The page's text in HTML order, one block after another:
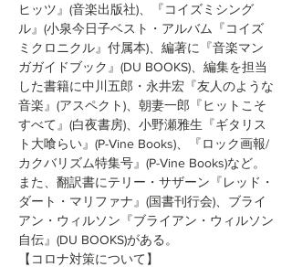
ヒッツ』(音楽出版社)、『コイズミシング
ル』(小泉今日子ベスト・アルバム『コイズ
ミクロニクル』付属本)、編著に『音楽マン
ガガイドブック』(DU BOOKS)、編集を担当
した書籍に中川五郎・永井宏『友人のような
音楽』(アスペクト)、朝妻一郎『ヒットこそ
すべて』(白夜書房)、小野瀬雅生『ギタリス
ト大喰らい』(P-Vine Books)、『ロック画報/
カクバリズム特集号』(P-Vine Books)など。
また、翻訳書にテリー・サザーン『レッド・
ダート・マリファナ』(国書刊行会)、ブライ
アン・ウィルソン『ブライアン・ウィルソン
自伝』(DU BOOKS)がある。
【コロナ対策について】